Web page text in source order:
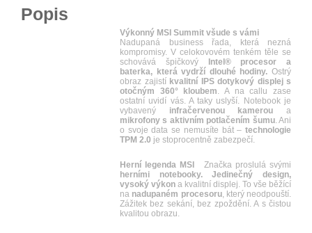
Popis
Výkonný MSI Summit všude s vámi
Nadupaná business řada, která nezná
kompromisy. V celokovovém tenkém těle se
schovává špičkovýIntel® procesor a
baterka, která vydrží dlouhé hodiny. Ostrý
obraz zajistí kvalitní IPS dotykový displej s
otočným 360° kloubem. A na callu zase
ostatní uvidí vás. A taky uslyší. Notebook je
vybavený infračervenou kamerou a
mikrofony s aktivním potlačením šumu. Ani
o svoje data se nemusíte bát – technologie
TPM 2.0 je stoprocentně zabezpečí.
Herní legenda MSI
Značka proslulá svými
herními notebooky. Jedinečný design,
vysoký výkon a kvalitní displej. To vše běžící
na nadupaném procesoru, který neodpouští.
Zážitek bez sekání, bez zpoždění. A s čistou
kvalitou obrazu.